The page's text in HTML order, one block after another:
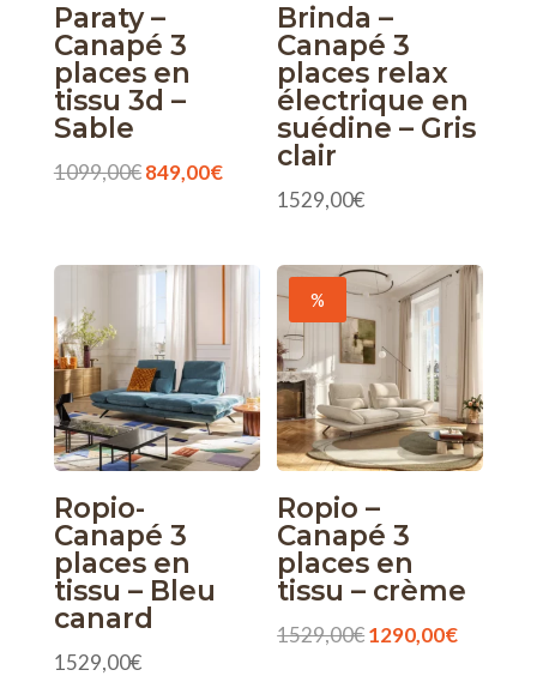
Paraty –
Canapé 3
places en
tissu 3d –
Sable
1099,00€ Le
était :
1099,00€.
849,00€Le
est :
849,00€.
Brinda –
Canapé 3
places relax
électrique en
suédine – Gris
clair
1529,00€
Ropio-
Canapé 3
places en
tissu – Bleu
canard
1529,00€
%
Ropio –
Canapé 3
places en
tissu – crème
1529,00€Le
1290,00€Le